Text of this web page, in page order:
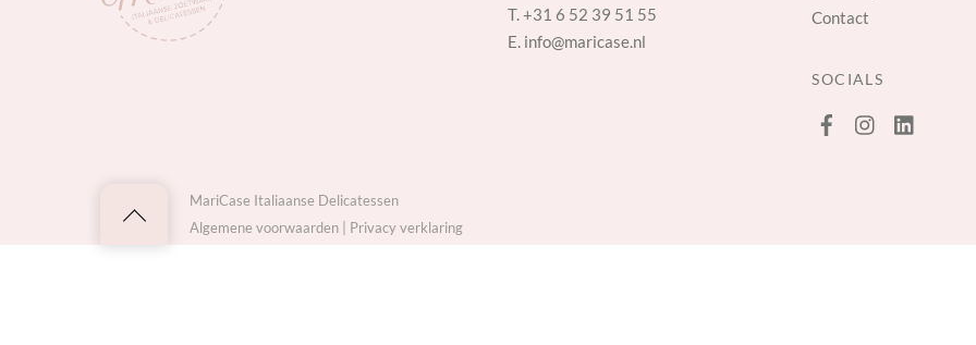
T.+31 6 52 39 51 55
E. info@maricase.nl
Contact
SOCIALS
Back
MariCase Italiaanse Delicatessen
Algemene voorwaarden| Privacy verklaring